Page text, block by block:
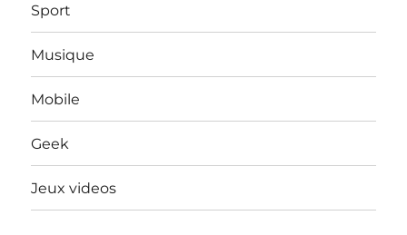
Sport
Musique
Mobile
Geek
Jeux videos